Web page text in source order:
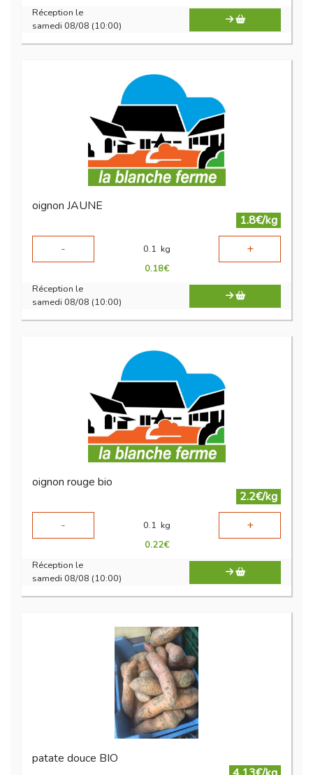
Réception le
samedi 08/08 (10:00)
oignon JAUNE
1.8€/kg
-
0.1 kg +
0.18€
Réception le
samedi 08/08 (10:00)
oignon rouge bio
2.2€/kg
-
0.1 kg +
0.22€
Réception le
samedi 08/08 (10:00)
patate douce BIO